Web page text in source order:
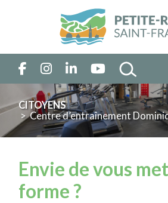
CITOYENS
> Centre d’entraînement
Envie de vous
forme ?